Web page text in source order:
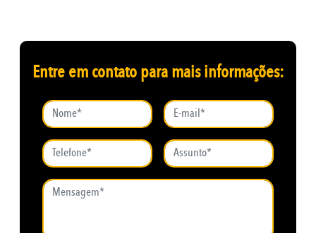
Entre em contato para mais informações: